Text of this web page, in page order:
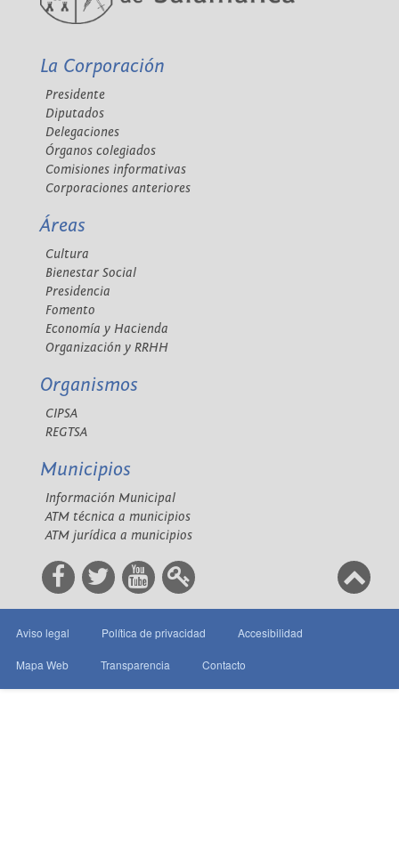
La Corporación
Presidente
Diputados
Delegaciones
Órganos colegiados
Comisiones informativas
Corporaciones anteriores
Áreas
Cultura
Bienestar Social
Presidencia
Fomento
Economía y Hacienda
Organización y RRHH
Organismos
CIPSA
REGTSA
Municipios
Información Municipal
ATM técnica a municipios
ATM jurídica a municipios
Aviso legal Política de privacidad Accesibilidad
Mapa Web Transparencia Contacto